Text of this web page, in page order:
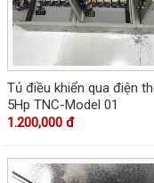
Tủ điều khiển qua điện
5Hp TNC-Model 01
1.200,000 đ